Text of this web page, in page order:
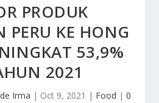
PRODUK
PERU KE HONG
53,9%
2021
Irma | Oct 9, 2021 | Food | 0